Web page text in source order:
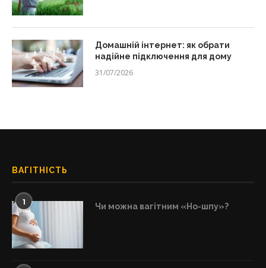
Домашній інтернет: як обрати
надійне підключення для дому
31/07/2026
ВАГІТНІСТЬ
1 Чи можна вагітним «Но-шпу»?